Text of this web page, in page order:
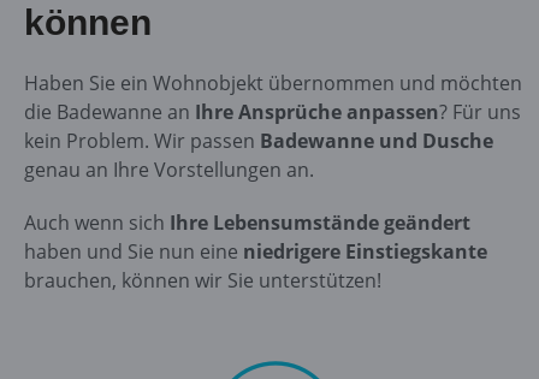
können
Haben Sie ein Wohnobjekt übernommen und möchten
die Badewanne an Ihre Ansprüche anpassen? Für uns
kein Problem. Wir passen Badewanne und Dusche
genau an Ihre Vorstellungen an.
Auch wenn sich Ihre Lebensumstände geändert
haben und Sie nun eine niedrigere Einstiegskante
brauchen, können wir Sie unterstützen!